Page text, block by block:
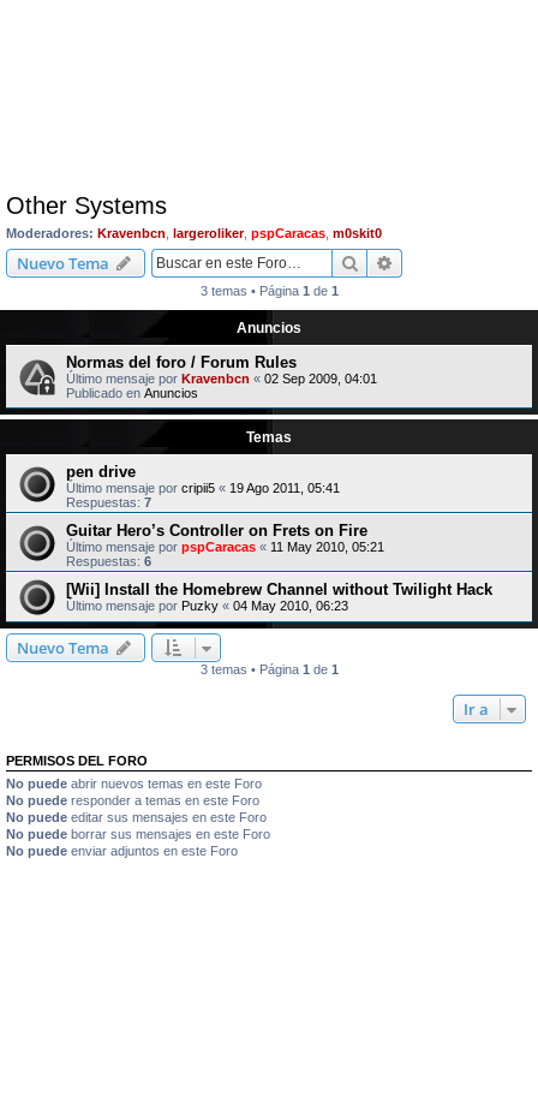
Other Systems
Moderadores: Kravenbcn largeroliker, pspCaracas m0skit0
Nuevo Tema Buscar
3 temas • Página 1 de 1
Anuncios
Normas del foro / Forum Rules
Último mensaje por Kravenbcn « 02 Sep 2009, 04:01
Publicado en Anuncios
Temas
pen drive
Último mensaje por cripii5 « 19 Ago 2011, 05:41
Respuestas: 7
Guitar Hero’s Controller on Frets on Fire
Último mensaje por pspCaracas « 11 May 2010, 05:21
Respuestas: 6
[Wii] Install the Homebrew Channel without Twilight Hack
Último mensaje por Puzky « 04 May 2010, 06:23
Nuevo Tema
3 temas • Página 1 de 1
Ir a
PERMISOS DEL FORO
No puede abrir nuevos temas en este Foro
No puede responder a temas en este Foro
No puede editar sus mensajes en este Foro
No puede borrar sus mensajes en este Foro
No puede enviar adjuntos en este Foro